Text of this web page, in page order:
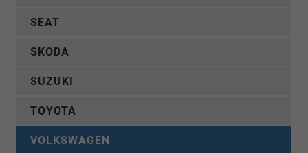
SEAT
SKODA
SUZUKI
TOYOTA
VOLKSWAGEN